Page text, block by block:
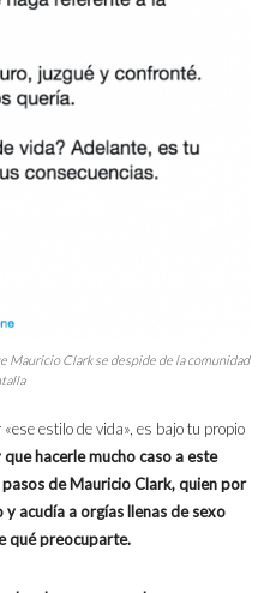
Mauricio Clark se despide de la comunidad
estilo de vida», es bajo tu propio
hacerle mucho caso a este
de Mauricio Clark, quien por
acudía a orgías llenas de sexo
qué preocuparte.